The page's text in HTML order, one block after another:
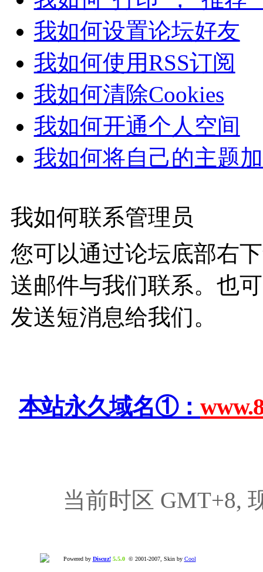
我如何设置论坛好友
我如何使用RSS订阅
我如何清除Cookies
我如何开通个人空间
我如何将自己的主题
我如何联系管理员
您可以通过论坛底部右
送邮件与我们联系。也
发送短消息给我们。
本站永久域名①：
当前时区 GMT+8,
Powered by Discuz! 5.5.0© 2001-2007, Skin by Cool